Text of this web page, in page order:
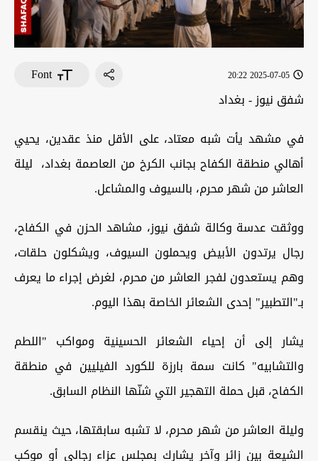
2025-07-05 20:22
Font
شفق نيوز - بغداد
في مشهد يأت شبه معتاد، على الأقل منذ عقدين، يحيي
أهالي منطقة الكفاح بجانب الكرخ من العاصمة بغداد، ليلة
العاشر من شهر محرم، بالسيوف والمشاعل.
ووثقت عدسة وكالة شفق نيوز، مشاهد الحزن في الكفاح،
رجال يرتدون الأبيض ويحملون السيوف، ويشكلون حلقات،
وهم يستعدون لفجر العاشر من محرم، لغرض إجراء ما يعرف
بـ"التطبير" إحدى الشعائر الخاصة بهذا اليوم.
يشار إلى أن إحياء الشعائر الحسينية ومواكب "اللطم
والتشابيه" كانت سمة بارزة للكورد الفيليين في منطقة
الكفاح، قبل حملة التهجير التي شنّها النظام السابق.
وليلة العاشر من شهر محرم، لا تشبه سابقتها، حيث ينقسم
الشيعة بين زائر وآخر يشارك بمجلس عزاء رجالي أو موكب